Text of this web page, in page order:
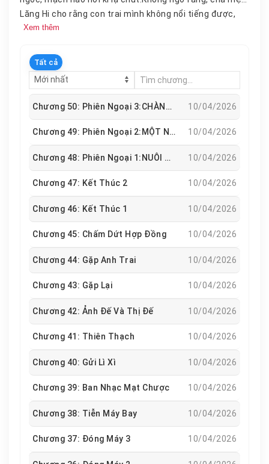
Lăng Hi cho rằng con trai mình không nổi tiếng được,
thế mà giờ cũng đã giật được giải ba trong cuộc thi âm
có sẵn bàn đạp, còn chăm chỉ, có thiên phú về âm nhạc,
rất nhanh bài hát của Lăng Hi xuất hiện nhiều hơn, khắp
cửa hàng hai tệ rồi tiệm quần áo, làm đẹp này nọ. Câu
của một tiểu ca vương cửa hàng 2 tệ
hết thời phái dobe và một nam diễn viên đẹp trai ôn
nhu nổi tiếng phái thần tượng.(*) Đậu bỉ / dobe: ngu
ngốc, đần độn, hay làm mấy điều ngớ ngẩn, thích troll…
Xem thêm
Tất cả
Chương 50: Phiên Ngoại 3:CHÀNG RỂ NGOAN 10/04/2026
Chương 49: Phiên Ngoại 2:MỘT NGÀY CỦA FAN CP 10/04/2026
Chương 48: Phiên Ngoại 1:NUÔI CHÓ 10/04/2026
Chương 47: Kết Thúc 2 10/04/2026
Chương 46: Kết Thúc 1 10/04/2026
Chương 45: Chấm Dứt Hợp Đồng 10/04/2026
Chương 44: Gặp Anh Trai 10/04/2026
Chương 43: Gặp Lại 10/04/2026
Chương 42: Ảnh Đế Và Thị Đế 10/04/2026
Chương 41: Thiên Thạch 10/04/2026
Chương 40: Gửi Lì Xì 10/04/2026
Chương 39: Ban Nhạc Mạt Chược 10/04/2026
Chương 38: Tiễn Máy Bay 10/04/2026
Chương 37: Đóng Máy 3 10/04/2026